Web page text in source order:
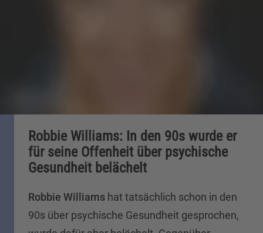
Robbie Williams: In den 90s wurde er
für seine Offenheit über psychische
Gesundheit belächelt
Robbie Williams hat tatsächlich schon in den
90s über psychische Gesundheit gesprochen,